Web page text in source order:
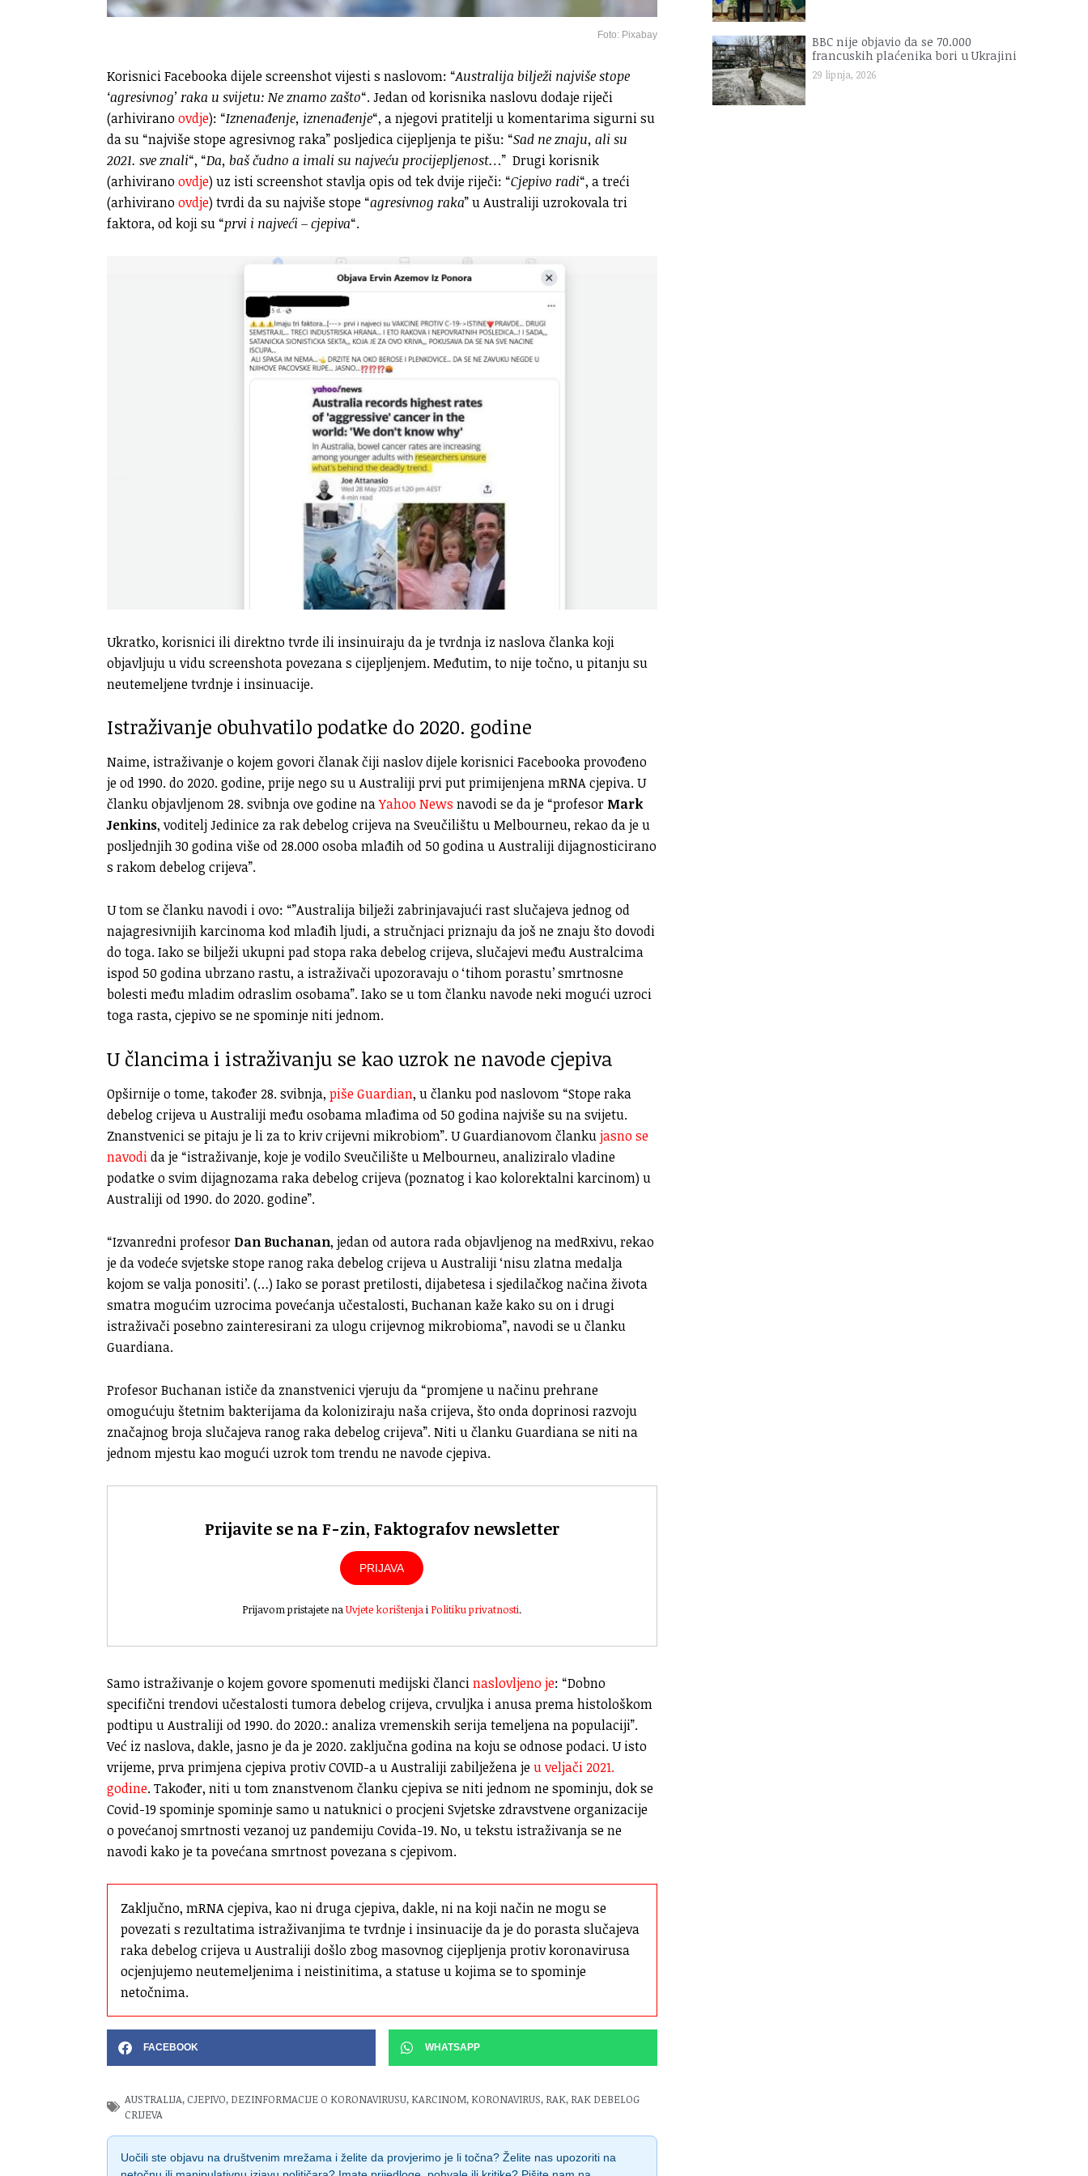
Foto: Pixabay
Korisnici Facebooka dijele screenshot vijesti s naslovom: “Australija bilježi najviše stope
‘agresivnog’ raka u svijetu: Ne znamo zašto“. Jedan od korisnika naslovu dodaje riječi
(arhiviranoovdje): “Iznenađenje, iznenađenje“, a njegovi pratitelji u komentarima sigurni su
da su “najviše stope agresivnog raka” posljedica cijepljenja te pišu: “Sad ne znaju, ali su
2021. sve znali“, “Da, baš čudno a imali su najveću procijepljenost…” Drugi korisnik
(arhiviranoovdje) uz isti screenshot stavlja opis od tek dvije riječi: “Cjepivo radi“, a treći
(arhiviranoovdje) tvrdi da su najviše stope “agresivnog raka” u Australiji uzrokovala tri
faktora, od koji su “prvi i najveći – cjepiva“.
Ukratko, korisnici ili direktno tvrde ili insinuiraju da je tvrdnja iz naslova članka koji
objavljuju u vidu screenshota povezana s cijepljenjem. Međutim, to nije točno, u pitanju su
neutemeljene tvrdnje i insinuacije.
Istraživanje obuhvatilo podatke do 2020. godine
Naime, istraživanje o kojem govori članak čiji naslov dijele korisnici Facebooka provođeno
je od 1990. do 2020. godine, prije nego su u Australiji prvi put primijenjena mRNA cjepiva. U
članku objavljenom 28. svibnja ove godine naYahoo News navodi se da je “profesor Mark
Jenkins, voditelj Jedinice za rak debelog crijeva na Sveučilištu u Melbourneu, rekao da je u
posljednjih 30 godina više od 28.000 osoba mlađih od 50 godina u Australiji dijagnosticirano
s rakom debelog crijeva”.
U tom se članku navodi i ovo: “”Australija bilježi zabrinjavajući rast slučajeva jednog od
najagresivnijih karcinoma kod mlađih ljudi, a stručnjaci priznaju da još ne znaju što dovodi
do toga. Iako se bilježi ukupni pad stopa raka debelog crijeva, slučajevi među Australcima
ispod 50 godina ubrzano rastu, a istraživači upozoravaju o ‘tihom porastu’ smrtnosne
bolesti među mladim odraslim osobama”. Iako se u tom članku navode neki mogući uzroci
toga rasta, cjepivo se ne spominje niti jednom.
U člancima i istraživanju se kao uzrok ne navode cjepiva
Opširnije o tome, također 28. svibnja, piše Guardian, u članku pod naslovom “Stope raka
debelog crijeva u Australiji među osobama mlađima od 50 godina najviše su na svijetu.
Znanstvenici se pitaju je li za to kriv crijevni mikrobiom”. U Guardianovom člankujasno se
navodida je “istraživanje, koje je vodilo Sveučilište u Melbourneu, analiziralo vladine
podatke o svim dijagnozama raka debelog crijeva (poznatog i kao kolorektalni karcinom) u
Australiji od 1990. do 2020. godine”.
“Izvanredni profesor Dan Buchanan, jedan od autora rada objavljenog na medRxivu, rekao
je da vodeće svjetske stope ranog raka debelog crijeva u Australiji ‘nisu zlatna medalja
kojom se valja ponositi’. (…) Iako se porast pretilosti, dijabetesa i sjedilačkog načina života
smatra mogućim uzrocima povećanja učestalosti, Buchanan kaže kako su on i drugi
istraživači posebno zainteresirani za ulogu crijevnog mikrobioma”, navodi se u članku
Guardiana.
Profesor Buchanan ističe da znanstvenici vjeruju da “promjene u načinu prehrane
omogućuju štetnim bakterijama da koloniziraju naša crijeva, što onda doprinosi razvoju
značajnog broja slučajeva ranog raka debelog crijeva”. Niti u članku Guardiana se niti na
jednom mjestu kao mogući uzrok tom trendu ne navode cjepiva.
Prijavite se na F-zin, Faktografov newsletter
PRIJAVA
Prijavom pristajete naUvjete korištenjai Politiku privatnosti.
Samo istraživanje o kojem govore spomenuti medijski člancinaslovljeno je: “Dobno
specifični trendovi učestalosti tumora debelog crijeva, crvuljka i anusa prema histološkom
podtipu u Australiji od 1990. do 2020.: analiza vremenskih serija temeljena na populaciji”.
Već iz naslova, dakle, jasno je da je 2020. zaključna godina na koju se odnose podaci. U isto
vrijeme, prva primjena cjepiva protiv COVID-a u Australiji zabilježena jeu veljači 2021.
godine. Također, niti u tom znanstvenom članku cjepiva se niti jednom ne spominju, dok se
Covid-19 spominje spominje samo u natuknici o procjeni Svjetske zdravstvene organizacije
o povećanoj smrtnosti vezanoj uz pandemiju Covida-19. No, u tekstu istraživanja se ne
navodi kako je ta povećana smrtnost povezana s cjepivom.
Zaključno, mRNA cjepiva, kao ni druga cjepiva, dakle, ni na koji način ne mogu se
povezati s rezultatima istraživanjima te tvrdnje i insinuacije da je do porasta slučajeva
raka debelog crijeva u Australiji došlo zbog masovnog cijepljenja protiv koronavirusa
ocjenjujemo neutemeljenima i neistinitima, a statuse u kojima se to spominje
netočnima.
FACEBOOK WHATSAPP
AUSTRALIJA,CJEPIVO, DEZINFORMACIJE O KORONAVIRUSU, KARCINOM, KORONAVIRUS, RAK, RAK DEBELOG
CRIJEVA
Uočili ste objavu na društvenim mrežama i želite da provjerimo je li točna? Želite nas upozoriti na
BBC nije objavio da se 70.000
francuskih plaćenika bori u Ukrajini
29 lipnja, 2026